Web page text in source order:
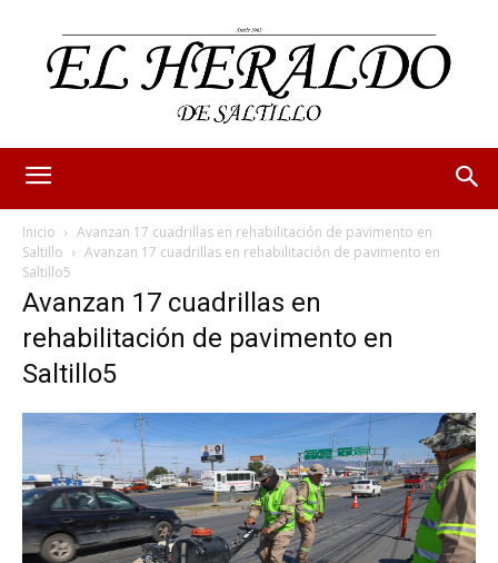
Inicio
Avanzan 17 cuadrillas en rehabilitación de pavimento en
Saltillo
Avanzan 17 cuadrillas en rehabilitación de pavimento en
Saltillo5
Avanzan 17 cuadrillas en
rehabilitación de pavimento en
Saltillo5